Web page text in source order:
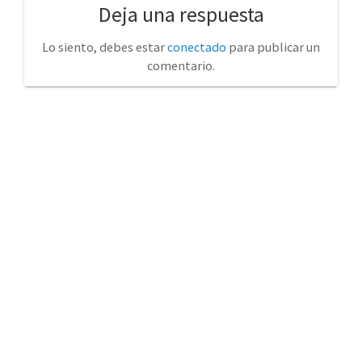
Deja una respuesta
Lo siento, debes estarconectado para publicar un
comentario.